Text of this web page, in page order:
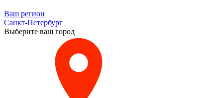
Ваш регион
Санкт-Петербург
Выберите ваш город